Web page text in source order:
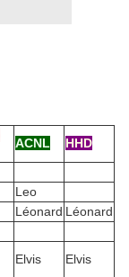
ACNL
HHD
Leo
Léonard Léonard
Elvis
Elvis